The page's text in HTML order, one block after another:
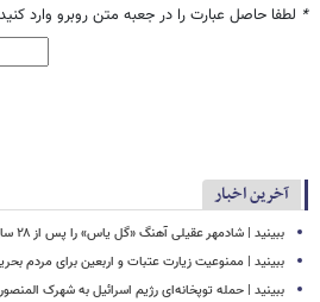
* لطفا حاصل عبارت را در جعبه متن روبرو وارد کنید
آخرین اخبار
ببینید | شادمهر عقیلی آهنگ «گل یاس» را پس از ۲۸ سال بازخوانی کرد
ببینید | ممنوعیت زیارت عتبات و اربعین برای مردم
ببینید | حمله توپخانه‌ای رژیم اسرائیل به شهرک